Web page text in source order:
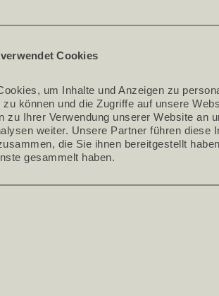
Cookies
um Inhalte und Anzeigen zu
zu können und die Zugriffe auf unsere
zu Ihrer Verwendung unserer Website an
weiter. Unsere Partner führen diese
die Sie ihnen bereitgestellt
gesammelt haben.
DECORA VALEUR TAUPE CPL
40
2010
Valeur taupe